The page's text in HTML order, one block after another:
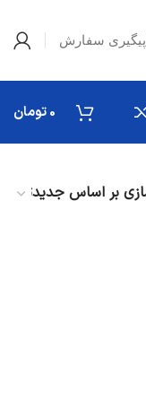
پیگیری سفارش
0تومان